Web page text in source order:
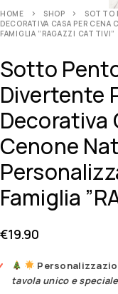
HOME SHOP
SOTTO
DECORATIVA CASA PER
FAMIGLIA ”RAGAZZI CATTIVI”
Sotto
Divertente
Decorativa
Cenone
Famiglia
€19.90
tavola unico e speciale